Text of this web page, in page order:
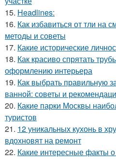
15. Headlines:
16. Как избавиться от тли на
методы и советы
17. Какие исторические
18. Как красиво спрятать
оформлению интерьера
19. Как выбрать правильную
ванной: советы и
20. Какие парки Москвы
туристов
21. 12 уникальных кухонь в
вдохновят на ремонт
22. Какие интересные факты